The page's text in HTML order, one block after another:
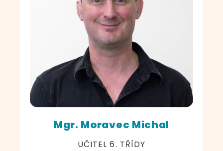
Mgr. Moravec Michal
UČITEL 6. TŘÍDY